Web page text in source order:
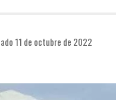
11 de octubre de 2022